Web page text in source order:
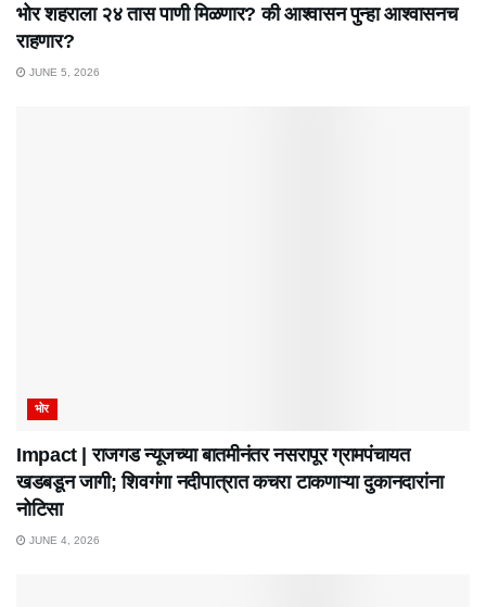
भोर शहराला २४ तास पाणी मिळणार? की आश्वासन पुन्हा आश्वासनच
राहणार?
JUNE 5, 2026
भोर
Impact | राजगड न्यूजच्या बातमीनंतर नसरापूर ग्रामपंचायत
खडबडून जागी; शिवगंगा नदीपात्रात कचरा टाकणाऱ्या दुकानदारांना
नोटिसा
JUNE 4, 2026